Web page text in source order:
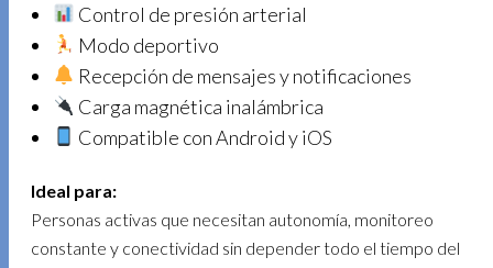
Control de presión arterial
Modo deportivo
Recepción de mensajes y notificaciones
Carga magnética inalámbrica
Compatible con Android y iOS
Ideal para:
Personas activas que necesitan autonomía, monitoreo
constante y conectividad sin depender todo el tiempo del